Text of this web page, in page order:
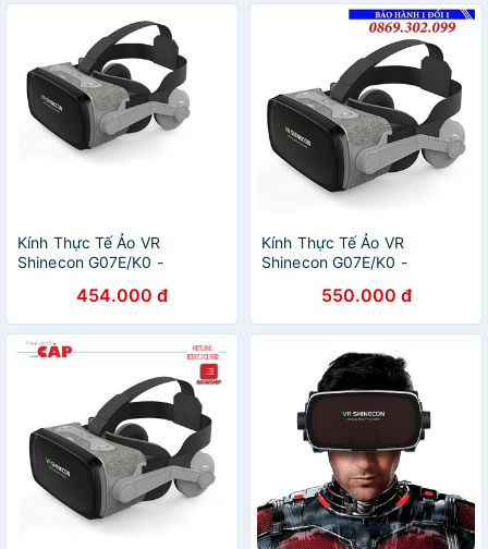
Kính Thực Tế Ảo VR
Shinecon G07E/K0 -
6.5inch Có Tai Nghe
454.000 đ
Kính Thực Tế Ảo VR
Shinecon G07E/K0 -
6.5inch Có Tai Nghe
550.000 đ